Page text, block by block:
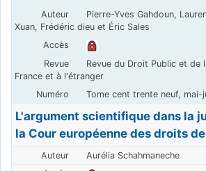
Pierre-Yves Gahdoun,
Xuan, Frédéric dieu et Éric Sales
Revue du Droit Public et de
France et à l'étranger
Tome cent trente neuf, mai-
L'argument scientifique dans la
la Cour européenne des droits
Aurélia Schahmaneche